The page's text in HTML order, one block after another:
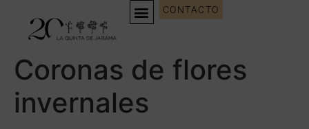
CONTACTO
Coronas de flores
invernales